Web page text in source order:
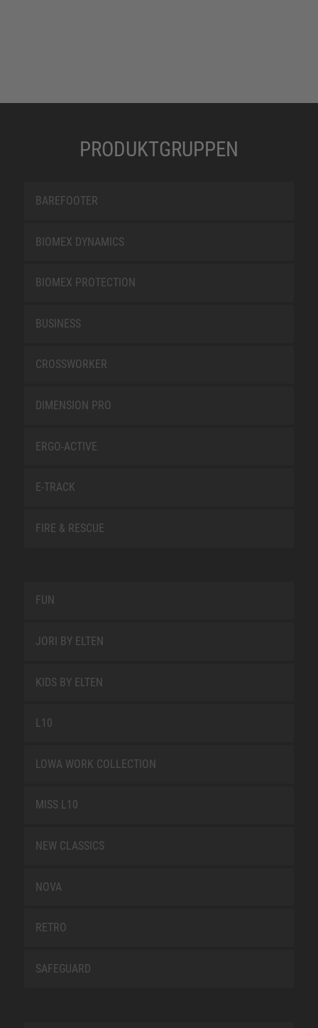
PRODUKTGRUPPEN
BAREFOOTER
BIOMEX DYNAMICS
BIOMEX PROTECTION
BUSINESS
CROSSWORKER
DIMENSION PRO
ERGO-ACTIVE
E-TRACK
FIRE & RESCUE
FUN
JORI BY ELTEN
KIDS BY ELTEN
L10
LOWA WORK COLLECTION
MISS L10
NEW CLASSICS
NOVA
RETRO
SAFEGUARD